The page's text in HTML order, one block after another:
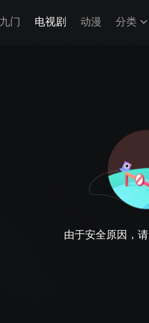
九门 电视剧 动漫 分类
由于安全原因，请